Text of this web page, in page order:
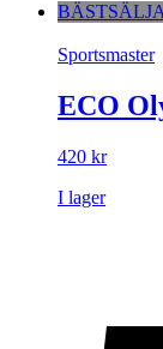
Sportsmaster
ECO
420 kr
I lager